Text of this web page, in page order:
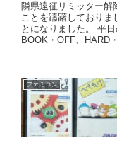
隣県遠征リミッター解
ことを躊躇しておりま
とになりました。 平
BOOK・OFF、HARD
ファミコン